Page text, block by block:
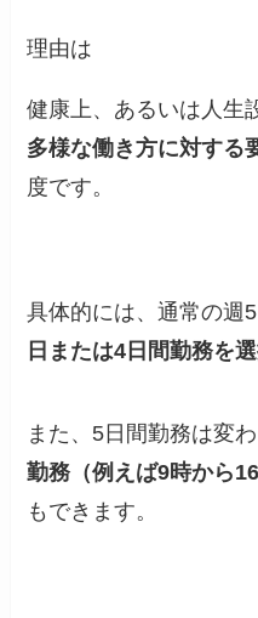
理由は
健康上、あるいは人生
多様な働き方に対する
度です。
具体的には、通常の週
日または4日間勤務を
また、5日間勤務は変
勤務（例えば9時から
もできます。